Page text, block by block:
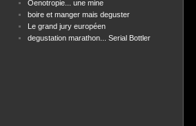
Oenotropie... une mine
boire et manger mais deguster
Le grand jury européen
degustation marathon... Serial Bottler